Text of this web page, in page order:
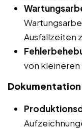
Ausfallzeiten
von